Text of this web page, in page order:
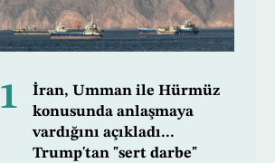
1
İran, Umman ile Hürmüz
konusunda anlaşmaya
vardığını açıkladı...
Trump'tan "sert darbe"